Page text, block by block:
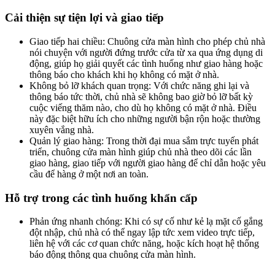
Cải thiện sự tiện lợi và giao tiếp
Giao tiếp hai chiều: Chuông cửa màn hình cho phép chủ nhà
nói chuyện với người đứng trước cửa từ xa qua ứng dụng di
động, giúp họ giải quyết các tình huống như giao hàng hoặc
thông báo cho khách khi họ không có mặt ở nhà.
Không bỏ lỡ khách quan trọng: Với chức năng ghi lại và
thông báo tức thời, chủ nhà sẽ không bao giờ bỏ lỡ bất kỳ
cuộc viếng thăm nào, cho dù họ không có mặt ở nhà. Điều
này đặc biệt hữu ích cho những người bận rộn hoặc thường
xuyên vắng nhà.
Quản lý giao hàng: Trong thời đại mua sắm trực tuyến phát
triển, chuông cửa màn hình giúp chủ nhà theo dõi các lần
giao hàng, giao tiếp với người giao hàng để chỉ dẫn hoặc yêu
cầu để hàng ở một nơi an toàn.
Hỗ trợ trong các tình huống khẩn cấp
Phản ứng nhanh chóng: Khi có sự cố như kẻ lạ mặt cố gắng
đột nhập, chủ nhà có thể ngay lập tức xem video trực tiếp,
liên hệ với các cơ quan chức năng, hoặc kích hoạt hệ thống
báo động thông qua chuông cửa màn hình.